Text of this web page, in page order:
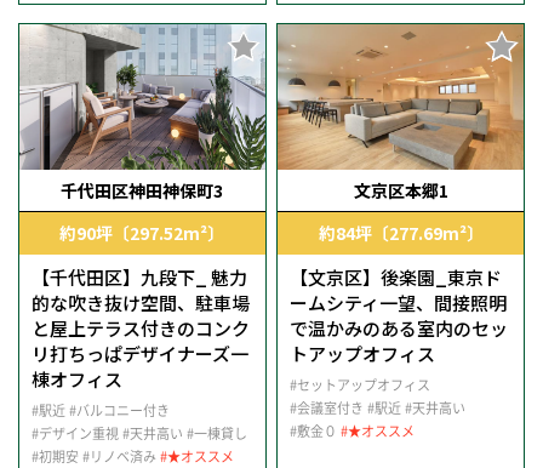
千代田区神田神保町3
約90坪〔297.52m²〕
【千代田区】九段下_ 魅力
的な吹き抜け空間、駐車場
と屋上テラス付きのコンク
リ打ちっぱデザイナーズ一
棟オフィス
#駅近 #バルコニー付き
#デザイン重視#天井高い #一棟貸し
#初期安 #リノベ済み #★オススメ
文京区本郷1
約84坪〔277.69m²〕
【文京区】後楽園_東京ド
ームシティ一望、間接照明
で温かみのある室内のセッ
トアップオフィス
#セットアップオフィス
#会議室付き #駅近 #天井高い
#敷金０ #★オススメ